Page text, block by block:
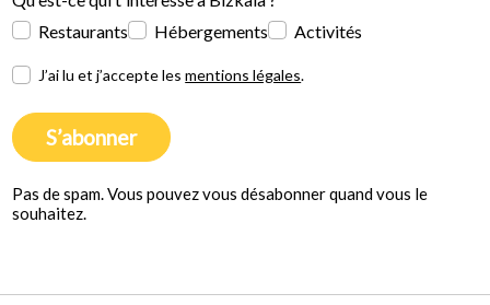
Restaurants
Hébergements Activités
J’ai lu et j’accepte lesmentions légales.
S’abonner
Pas de spam. Vous pouvez vous désabonner quand vous le
souhaitez.